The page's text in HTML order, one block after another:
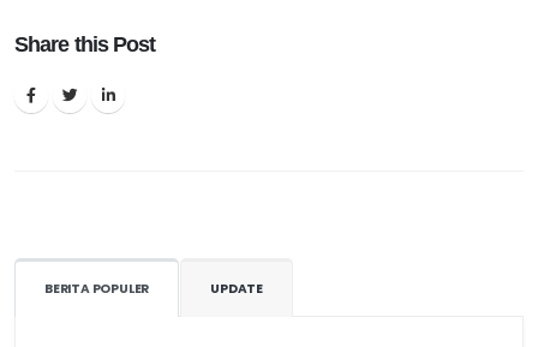
Share this Post
BERITA POPULER UPDATE